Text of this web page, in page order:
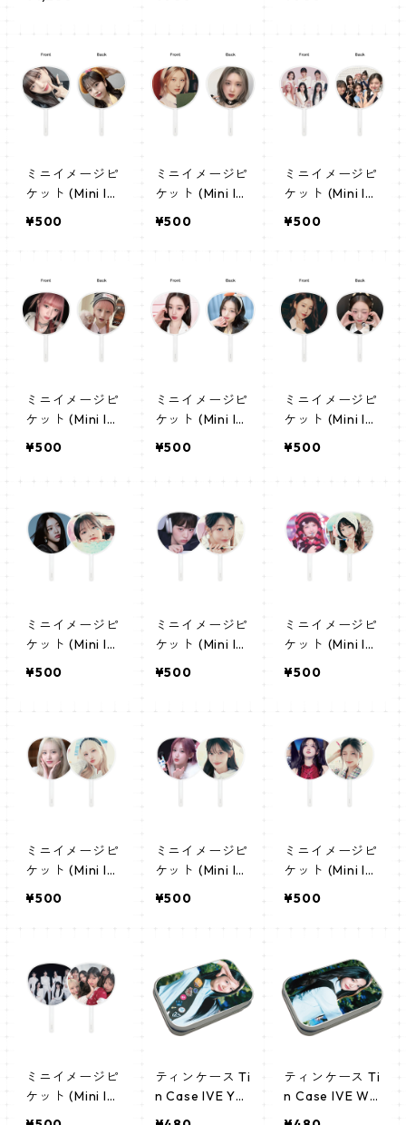
cpws_ive_01
ARK / K-STAR
☆PARK / K-ST
ミニイメージピ
ケット (Mini Im
ちわ - ユジン(Y
¥500
ミニイメージピ
ケット (Mini Im
ちわ - ガウル
(GAEUL-02)
¥500
ミニイメージピ
ケット (Mini Im
ちわ - アイヴ(I
¥500
ミニイメージピ
ケット (Mini Im
ちわ - レイ(REI
¥500
ミニイメージピ
ケット (Mini Im
ちわ - ウォニョ
¥500
ミニイメージピ
ケット (Mini Im
ちわ - ウォニョ
¥500
ミニイメージピ
ケット (Mini Im
ちわ - ユジン(Y
¥500
ミニイメージピ
ケット (Mini Im
ちわ - ウォニョ
¥500
ミニイメージピ
ケット (Mini Im
ちわ - レイ(REI
¥500
ミニイメージピ
ケット (Mini Im
ちわ - リズ(LIZ
¥500
ミニイメージピ
ケット (Mini Im
ちわ - イソ(LEE
SEO-03)
¥500
ミニイメージピ
ケット (Mini Im
ちわ - ガウル
(GAEUL-03)
¥500
ミニイメージピ
ケット (Mini Im
ティンケース Ti
n Case IVE YUJ
ティンケース Ti
n Case IVE WO